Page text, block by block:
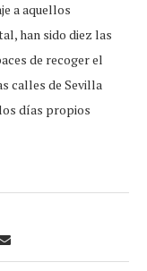
a aquellos
han sido diez las
de recoger el
calles de Sevilla
días propios